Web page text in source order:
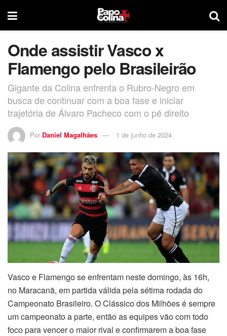
Onde assistir Vasco x
Flamengo pelo Brasileirão
Gigante da Colina enfrenta o Rubro-Negro em
busca de continuar com a boa fase e iniciar
trajetória de Álvaro Pacheco com o pé direito
Por Daniel Magalhães 1 de junho de 2024
Vasco e Flamengo se enfrentam neste domingo, às 16h,
no Maracanã, em partida válida pela sétima rodada do
Campeonato Brasileiro. O Clássico dos Milhões é sempre
um campeonato a parte, então as equipes vão com todo
foco para vencer o maior rival e confirmarem a boa fase